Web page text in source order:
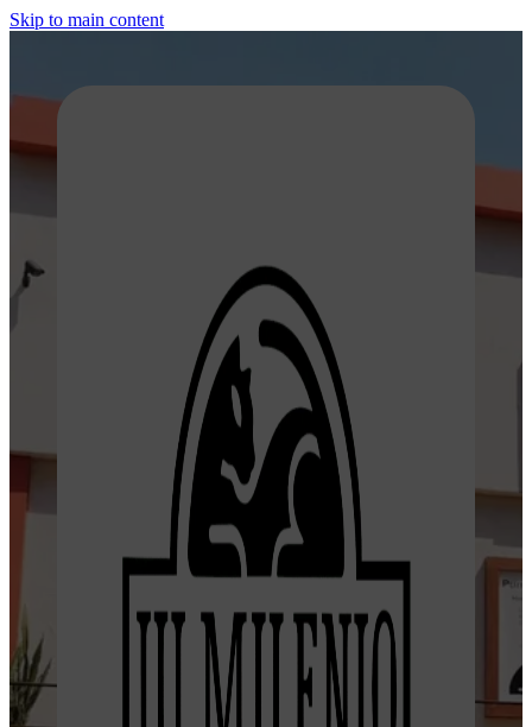
Skip to main content